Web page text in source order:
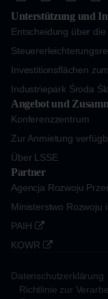
Unterstützung und
Entscheidung über
Investitionsflächen
Industriepark Środa
Angebot und
Konferenzzentrum
Zur Anmietung
Über LSSE
Partner
Agencja Rozwoju
Ministerstwo Rozwoju
PAIH
KOWR
Datenschutzerklärung
Richtlinie zur